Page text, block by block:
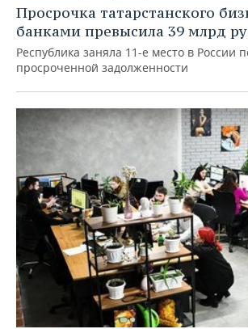
Просрочка татарстанского
банками превысила 39 млрд
Республика заняла 11-е место в России
просроченной задолженности